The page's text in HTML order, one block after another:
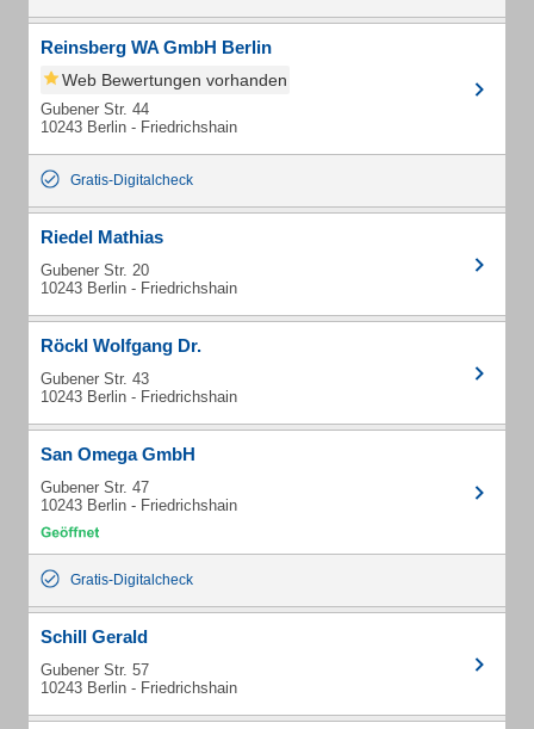
Reinsberg WA GmbH Berlin
Web Bewertungen vorhanden
Gubener Str. 44
10243 Berlin - Friedrichshain
Gratis-Digitalcheck
Riedel Mathias
Gubener Str. 20
10243 Berlin - Friedrichshain
Röckl Wolfgang Dr.
Gubener Str. 43
10243 Berlin - Friedrichshain
San Omega GmbH
Gubener Str. 47
10243 Berlin - Friedrichshain
Gratis-Digitalcheck
Schill Gerald
Gubener Str. 57
10243 Berlin - Friedrichshain